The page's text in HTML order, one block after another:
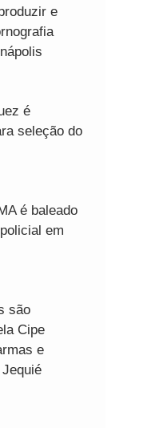
e
é
seleção do
é baleado
em
são
Cipe
e